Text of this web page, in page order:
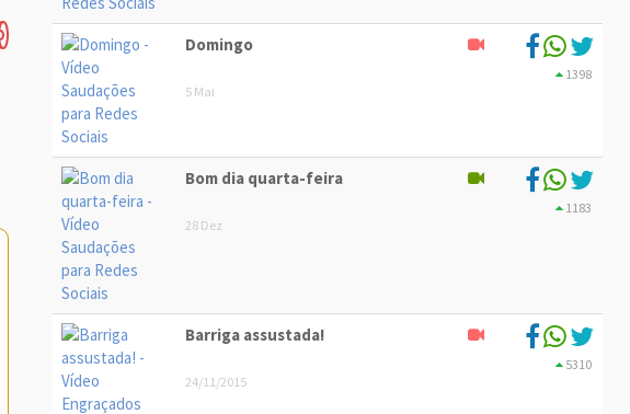
Domingo
5 Mai
1398
Bom dia quarta-feira
28 Dez
1183
Barriga assustada!
24/11/2015
5310